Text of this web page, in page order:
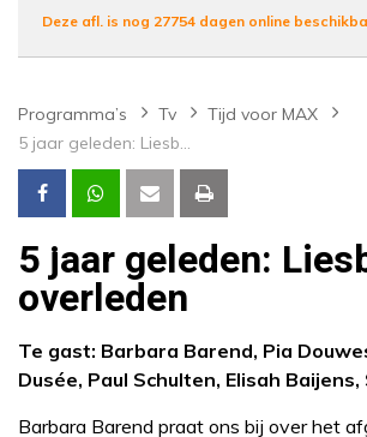
Deze afl. is nog 27754 dagen online
Programma’s Tv
Tijd voor MAX
5 jaar geleden: Liesbeth List overleden
5 jaar geleden:
overleden
Te gast: Barbara Barend, Pia
Dusée, Paul Schulten, Elisah Baijens,
Barbara Barend praat ons bij over het